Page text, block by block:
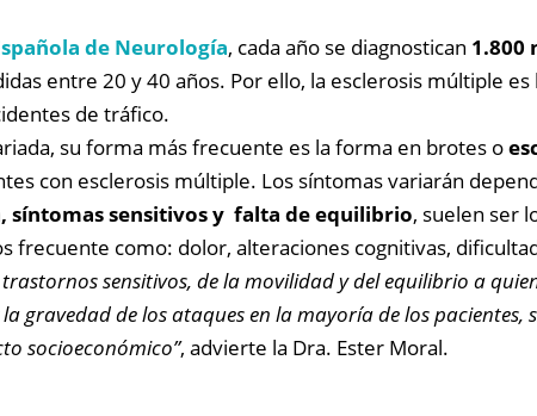
de Neurología, cada año se diagnostican 1.800
entre 20 y 40 años. Por ello, la esclerosis múltiple es
de tráfico.
su forma más frecuente es la forma en brotes o
con esclerosis múltiple. Los síntomas variarán
síntomas sensitivos y falta de equilibrio, suelen ser
frecuente como: dolor, alteraciones cognitivas,
sensitivos, de la movilidad y del equilibrio a
gravedad de los ataques en la mayoría de los pacientes,
socioeconómico”, advierte la Dra. Ester Moral.